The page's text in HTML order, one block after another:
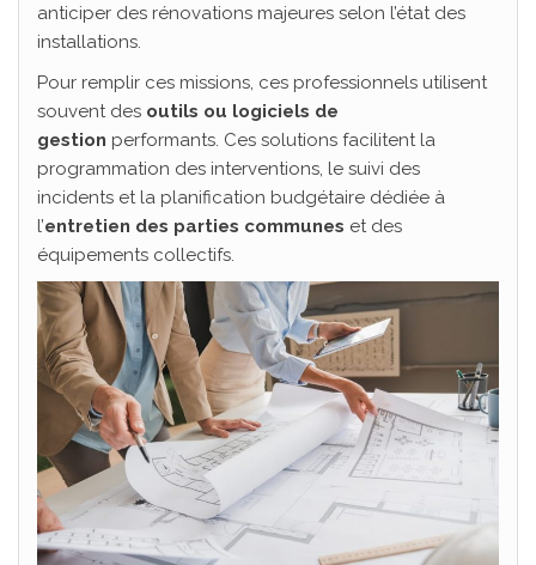
anticiper des rénovations majeures selon l’état des
installations.
Pour remplir ces missions, ces professionnels utilisent
souvent des outils ou logiciels de
gestion performants. Ces solutions facilitent la
programmation des interventions, le suivi des
incidents et la planification budgétaire dédiée à
l’entretien des parties communes et des
équipements collectifs.